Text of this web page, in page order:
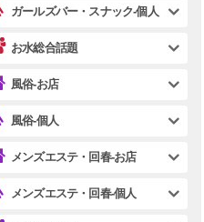
ガールズバー・スナック-個人
お水総合話題
風俗-お店
風俗-個人
メンズエステ・回春-お店
メンズエステ・回春-個人